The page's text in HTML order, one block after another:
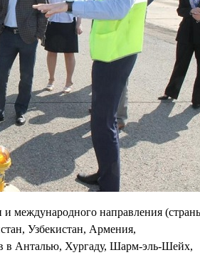
международного направления
Узбекистан, Армения,
в Анталью, Хургаду, Шарм-эль-Шейх,